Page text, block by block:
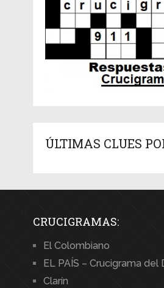
ÚLTIMAS CLUES
CRUCIGRAMAS:
El Colombiano
EL PAÍS – Crucigrama del
Clarín